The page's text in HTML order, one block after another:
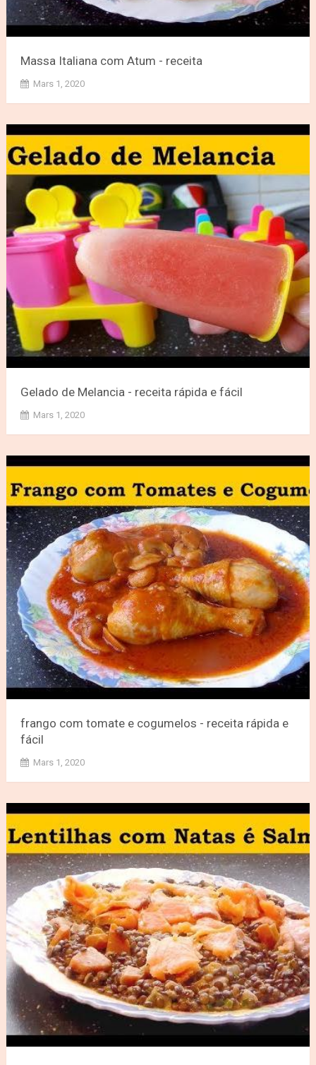
Massa Italiana com Atum - receita
Mars 1, 2020
Gelado de Melancia - receita rápida e fácil
Mars 1, 2020
frango com tomate e cogumelos - receita rápida e
fácil
Mars 1, 2020